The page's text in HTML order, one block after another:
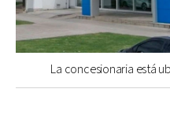
La concesionaria está